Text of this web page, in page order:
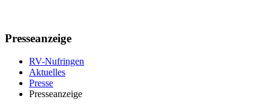
Presseanzeige
RV-Nufringen
Aktuelles
Presse
Presseanzeige